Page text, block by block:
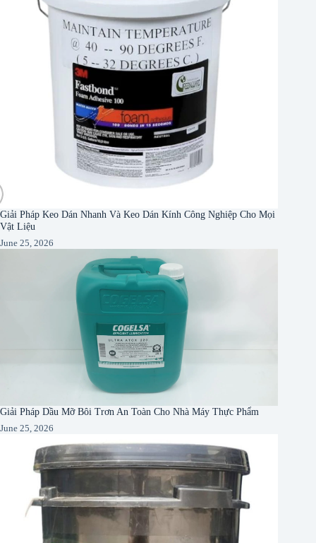
Giải Pháp Keo Dán Nhanh Và Keo Dán Kính Công Nghiệp Cho Mọi
Vật Liệu
June 25, 2026
Giải Pháp Dầu Mỡ Bôi Trơn An Toàn Cho Nhà Máy Thực Phẩm
June 25, 2026